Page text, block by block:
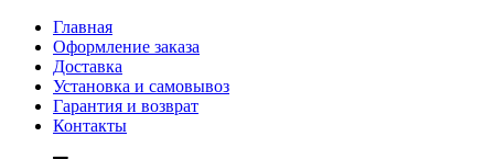
Главная
Оформление заказа
Доставка
Установка и самовывоз
Гарантия и возврат
Контакты